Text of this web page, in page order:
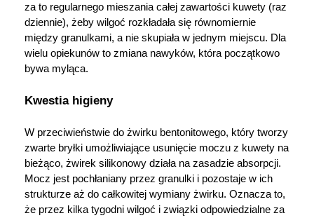
za to regularnego mieszania całej zawartości kuwety (raz
dziennie), żeby wilgoć rozkładała się równomiernie
między granulkami, a nie skupiała w jednym miejscu. Dla
wielu opiekunów to zmiana nawyków, która początkowo
bywa myląca.
Kwestia higieny
W przeciwieństwie do żwirku bentonitowego, który tworzy
zwarte bryłki umożliwiające usunięcie moczu z kuwety na
bieżąco, żwirek silikonowy działa na zasadzie absorpcji.
Mocz jest pochłaniany przez granulki i pozostaje w ich
strukturze aż do całkowitej wymiany żwirku. Oznacza to,
że przez kilka tygodni wilgoć i związki odpowiedzialne za